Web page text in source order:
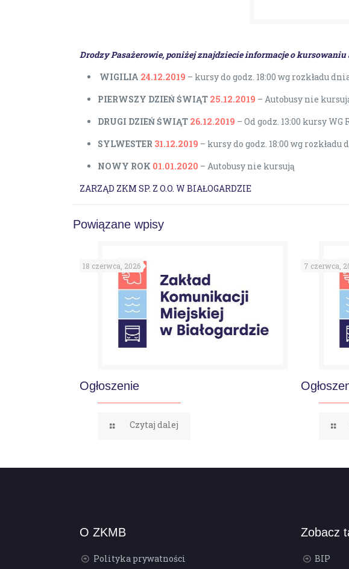
Drodzy Pasażerowie, poniżej znajdziecie informacje o
WIGILIA 24.12.2019 – kursy do godz. 18:00 wg rozkładu
PIERWSZY DZIEŃ ŚWIĄT 25.12.2019 – Autobusy nie
DRUGI DZIEŃ ŚWIĄT 26.12.2019 – Od godz. 13:00 kursy WG
SYLWESTER 31.12.2019 – kursy do godz. 18:00 wg
NOWY ROK 01.01.2020 – Autobusy nie kursują
ZARZĄD ZKM SP. Z O.O. W BIAŁOGARDZIE
Powiązane wpisy
18 czerwca, 2026
Ogłoszenie
Czytaj dalej
7 czerwca,
O ZKMB
Polityka prywatności
Zobacz
BIP